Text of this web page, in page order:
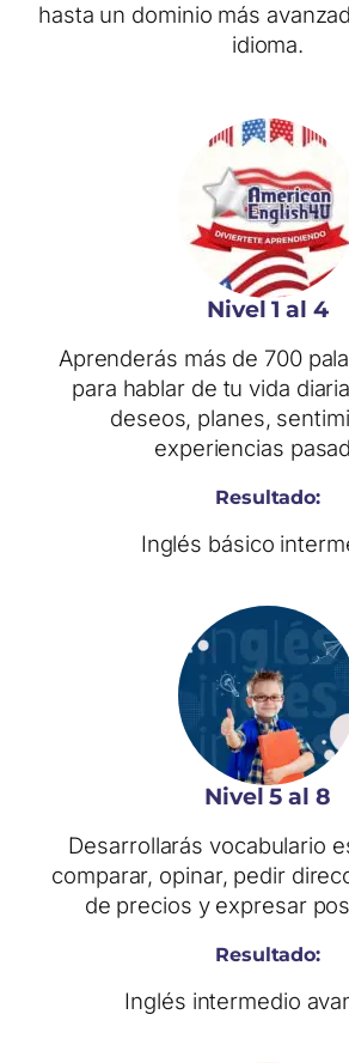
hasta un dominio más
idioma.
Nivel 1 al 4
Aprenderás más de 700
para hablar de tu vida
deseos, planes,
experiencias
Resultado:
Inglés básico
Nivel 5 al 8
Desarrollarás vocabulario
comparar, opinar, pedir
de precios y expresar
Resultado:
Inglés intermedio